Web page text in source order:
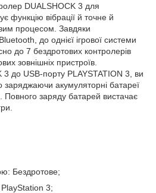
DUALSHOCK 3 для
функцію вібрації й точне й
процесом. Завдяки
до однієї ігрової системи
до 7 бездротових контролерів
зовнішніх пристроїв.
до USB-порту PLAYSTATION 3, ви
акумуляторні батареї
Повного заряду батарей вистачає
Бездротове;
3;